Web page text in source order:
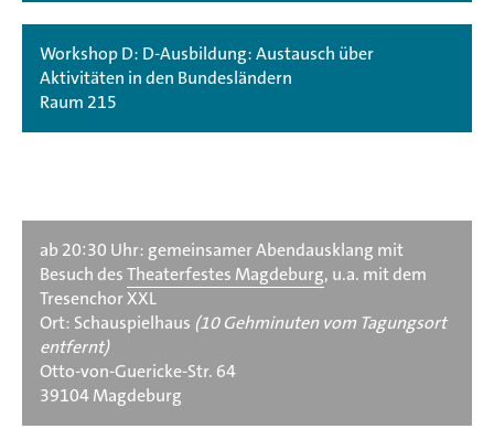
Workshop D: D-Ausbildung: Austausch über
Aktivitäten in den Bundesländern
Raum 215
ab 20:30 Uhr: gemeinsamer Abendausklang mit
Besuch desTheaterfestes Magdeburg, u.a. mit dem
Tresenchor XXL
Ort: Schauspielhaus (10 Gehminuten vom Tagungsort
entfernt)
Otto-von-Guericke-Str. 64
39104 Magdeburg